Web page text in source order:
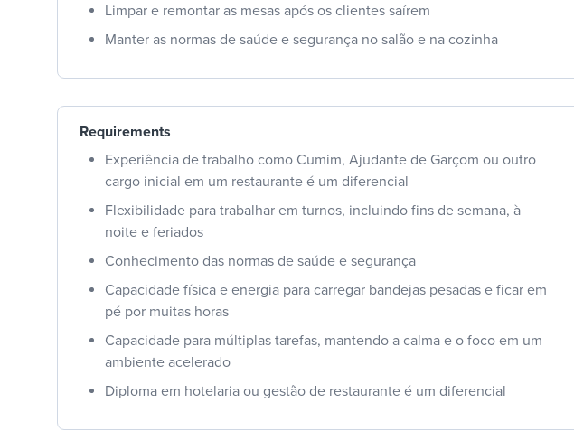
Limpar e remontar as mesas após os clientes saírem
Manter as normas de saúde e segurança no salão e na cozinha
Requirements
Experiência de trabalho como Cumim, Ajudante de Garçom ou outro
cargo inicial em um restaurante é um diferencial
Flexibilidade para trabalhar em turnos, incluindo fins de semana, à
noite e feriados
Conhecimento das normas de saúde e segurança
Capacidade física e energia para carregar bandejas pesadas e ficar em
pé por muitas horas
Capacidade para múltiplas tarefas, mantendo a calma e o foco em um
ambiente acelerado
Diploma em hotelaria ou gestão de restaurante é um diferencial